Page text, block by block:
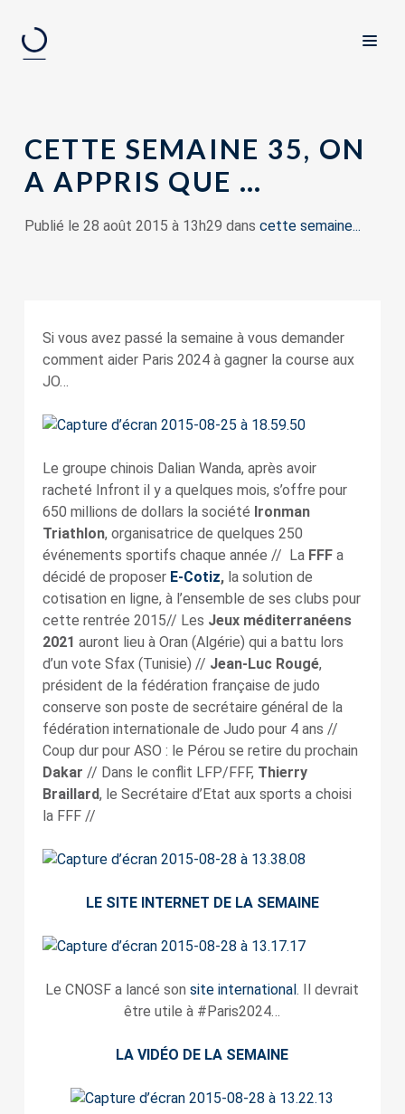
CETTE SEMAINE 35, ON
A APPRIS QUE …
Publié le 28 août 2015 à 13h29 dans cette semaine...
Si vous avez passé la semaine à vous demander
comment aider Paris 2024 à gagner la course aux
JO…
Le groupe chinois Dalian Wanda, après avoir
racheté Infront il y a quelques mois, s’offre pour
650 millions de dollars la société Ironman
Triathlon, organisatrice de quelques 250
événements sportifs chaque année // La FFFa
décidé de proposer E-Cotiz,la solution de
cotisation en ligne, à l’ensemble de ses clubs pour
cette rentrée 2015// Les Jeux méditerranéens
2021 auront lieu à Oran (Algérie) qui a battu lors
d’un vote Sfax (Tunisie) // Jean-Luc Rougé,
président de la fédération française de judo
conserve son poste de secrétaire général de la
fédération internationale de Judo pour 4 ans //
Coup dur pour ASO : le Pérou se retire du prochain
Dakar // Dans le conflit LFP/FFF, Thierry
Braillard, le Secrétaire d’Etat aux sports a choisi
la FFF //
LE SITE INTERNET DE LA SEMAINE
Le CNOSF a lancé sonsite international. Il devrait
être utile à #Paris2024…
LA VIDÉO DE LA SEMAINE